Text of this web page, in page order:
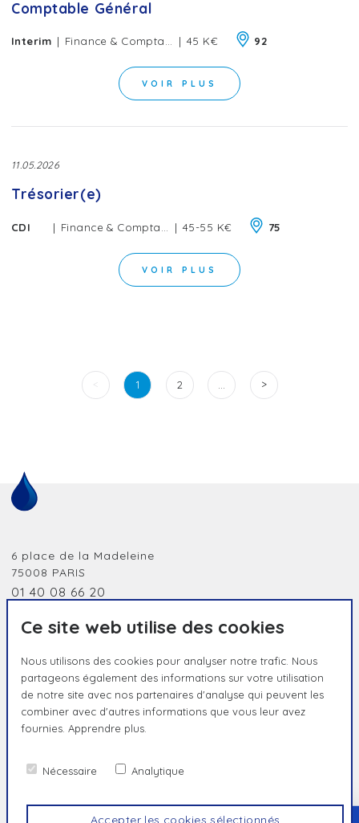
Ce site web utilise des cookies
Nous utilisons des cookies pour analyser notre trafic. Nous
partageons également des informations sur votre utilisation
de notre site avec nos partenaires d'analyse qui peuvent les
combiner avec d'autres informations que vous leur avez
fournies. Apprendre plus.
Nécessaire Analytique
Accepter les cookies sélectionnés
Comptable Général
Interim | | 45 K€ 92
VOIR PLUS
11.05.2026
Trésorier(e)
CDI | | 45-55 K€ 75
VOIR PLUS
1 2 >
6 place de la Madeleine
75008 PARIS
01 40 08 66 20
HUMAIN PAR NATURE, UNIQUE PAR